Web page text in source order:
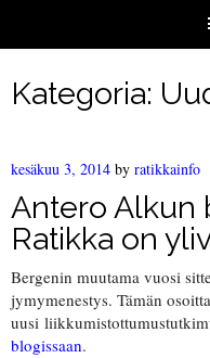
Kategoria:
kesäkuu 3, 2014 by ratikkainfo
Antero Alkun
Ratikka on
Bergenin muutama vuosi
jymymenestys. Tämän
uusi
blogissaan.